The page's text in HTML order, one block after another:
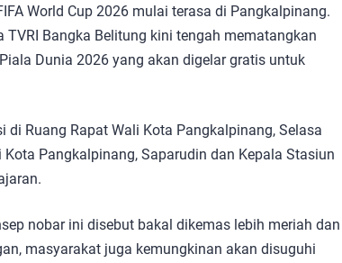
World Cup 2026 mulai terasa di Pangkalpinang.
Bangka Belitung kini tengah mematangkan
Dunia 2026 yang akan digelar gratis untuk
di Ruang Rapat Wali Kota Pangkalpinang, Selasa
Pangkalpinang, Saparudin dan Kepala Stasiun
nobar ini disebut bakal dikemas lebih meriah dan
masyarakat juga kemungkinan akan disuguhi